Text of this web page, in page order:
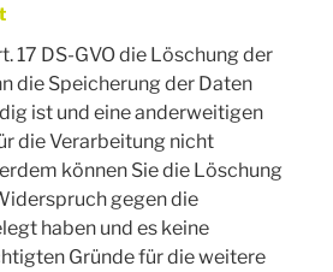
17 DS-GVO die Löschung der
die Speicherung der Daten
ist und eine anderweitigen
die Verarbeitung nicht
können Sie die Löschung
gegen die
haben und es keine
Gründe für die weitere